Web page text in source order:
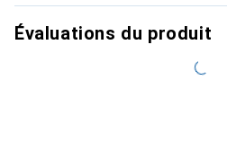
Évaluations du produit